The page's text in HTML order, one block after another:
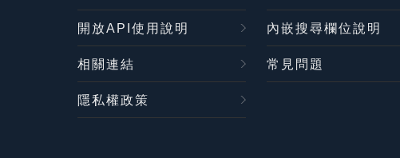
開放API使用說明 內嵌搜尋欄位說明
相關連結 常見問題
隱私權政策